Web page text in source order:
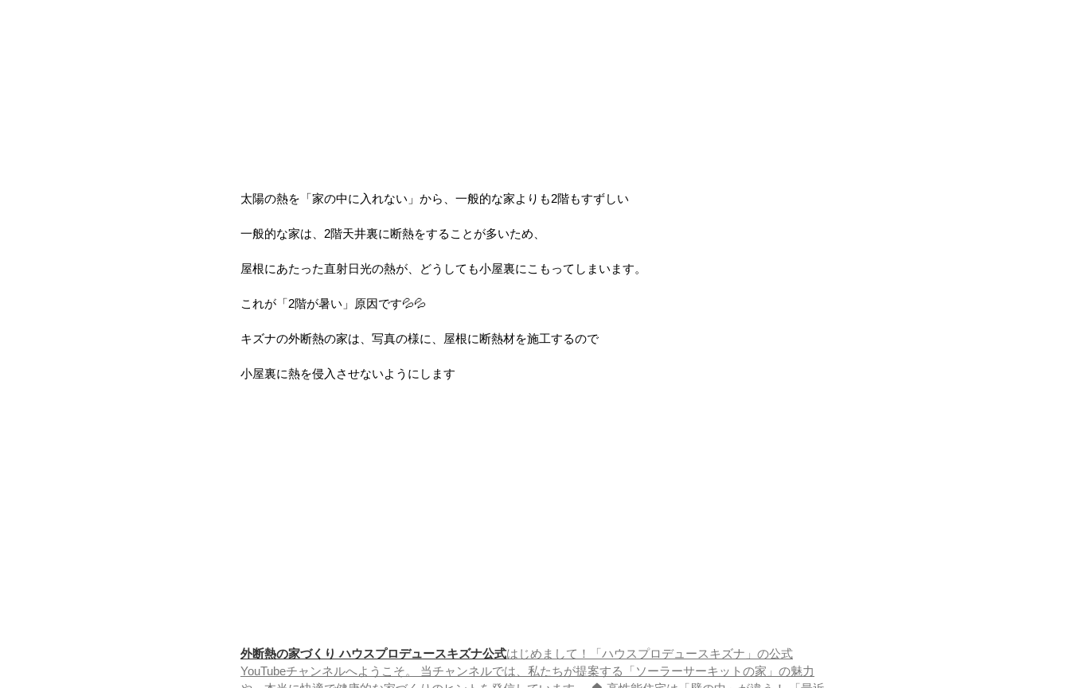
太陽の熱を「家の中に入れない」から、一般的な家よりも2階もすずしい
一般的な家は、2階天井裏に断熱をすることが多いため、
屋根にあたった直射日光の熱が、どうしても小屋裏にこもってしまいます。
これが「2階が暑い」原因です💦💦
キズナの外断熱の家は、写真の様に、屋根に断熱材を施工するので
小屋裏に熱を侵入させないようにします
外断熱の家づくり ハウスプロデュースキズナ公式はじめまして！「ハウスプロデュースキズナ」の公式
YouTubeチャンネルへようこそ。 当チャンネルでは、私たちが提案する「ソーラーサーキットの家」の魅力